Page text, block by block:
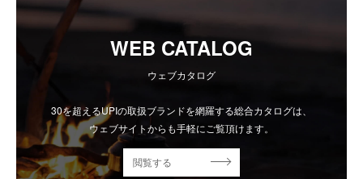
WEB CATALOG
ウェブカタログ
30を超えるUPIの取扱ブランドを網羅する総合カタログは、
ウェブサイトからも手軽にご覧頂けます。
閲覧する